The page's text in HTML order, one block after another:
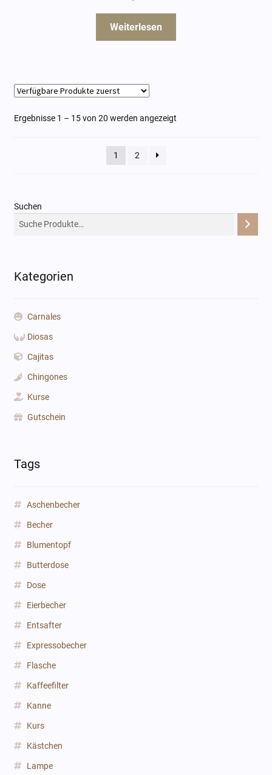
Weiterlesen
Ergebnisse 1 – 15 von 20 werden angezeigt
1 2
Suchen
Kategorien
Carnales
Diosas
Cajitas
Chingones
Kurse
Gutschein
Tags
Aschenbecher
Becher
Blumentopf
Butterdose
Dose
Eierbecher
Entsafter
Expressobecher
Flasche
Kaffeefilter
Kanne
Kurs
Kästchen
Lampe